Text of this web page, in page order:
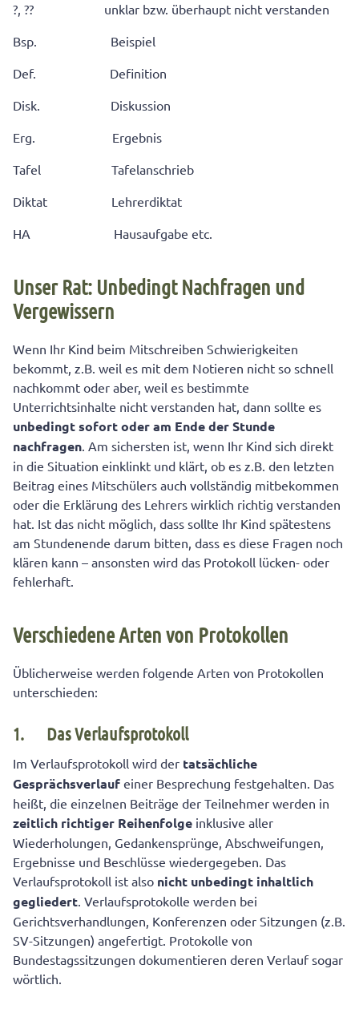
?, ?? unklar bzw. überhaupt nicht verstanden
Bsp. Beispiel
Def. Definition
Disk. Diskussion
Erg. Ergebnis
Tafel Tafelanschrieb
Diktat Lehrerdiktat
HA Hausaufgabe etc.
Unser Rat: Unbedingt Nachfragen und
Vergewissern
Wenn Ihr Kind beim Mitschreiben Schwierigkeiten
bekommt, z.B. weil es mit dem Notieren nicht so schnell
nachkommt oder aber, weil es bestimmte
Unterrichtsinhalte nicht verstanden hat, dann sollte es
unbedingt sofort oder am Ende der Stunde
nachfragen. Am sichersten ist, wenn Ihr Kind sich direkt
in die Situation einklinkt und klärt, ob es z.B. den letzten
Beitrag eines Mitschülers auch vollständig mitbekommen
oder die Erklärung des Lehrers wirklich richtig verstanden
hat. Ist das nicht möglich, dass sollte Ihr Kind spätestens
am Stundenende darum bitten, dass es diese Fragen noch
klären kann – ansonsten wird das Protokoll lücken- oder
fehlerhaft.
Verschiedene Arten von Protokollen
Üblicherweise werden folgende Arten von Protokollen
unterschieden:
1. Das Verlaufsprotokoll
Im Verlaufsprotokoll wird der tatsächliche
Gesprächsverlauf einer Besprechung festgehalten. Das
heißt, die einzelnen Beiträge der Teilnehmer werden in
zeitlich richtiger Reihenfolge inklusive aller
Wiederholungen, Gedankensprünge, Abschweifungen,
Ergebnisse und Beschlüsse wiedergegeben. Das
Verlaufsprotokoll ist also nicht unbedingt inhaltlich
gegliedert. Verlaufsprotokolle werden bei
Gerichtsverhandlungen, Konferenzen oder Sitzungen (z.B.
SV-Sitzungen) angefertigt. Protokolle von
Bundestagssitzungen dokumentieren deren Verlauf sogar
wörtlich.